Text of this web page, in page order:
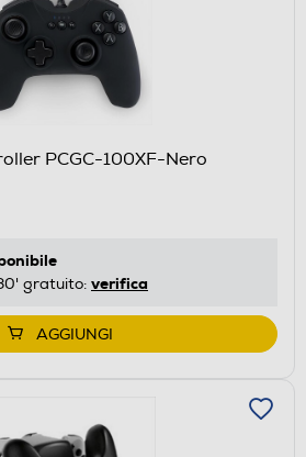
PCGC-100XF-Nero
gratuito: verifica
AGGIUNGI